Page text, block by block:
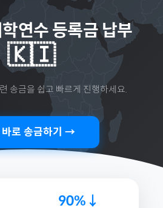
연수 등록금 납부
🇰🇮
송금을 쉽고 빠르게 진행하세요.
바로 송금하기 →
90%↓